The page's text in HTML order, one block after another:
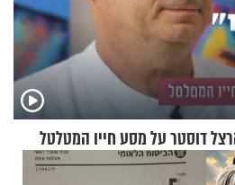
דוסטר על מסע חייו המטלטל